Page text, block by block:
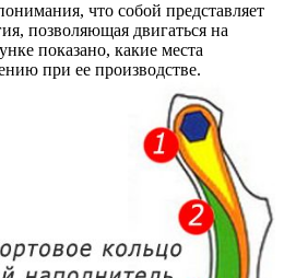
что собой представляет
позволяющая двигаться на
показано, какие места
при ее производстве.